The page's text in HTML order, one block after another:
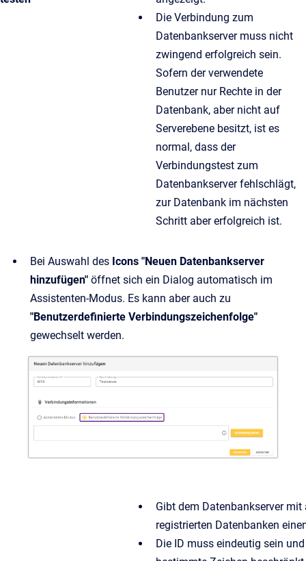
Die Verbindung zum
Datenbankserver muss nicht
zwingend erfolgreich sein.
Sofern der verwendete
Benutzer nur Rechte in der
Datenbank, aber nicht auf
Serverebene besitzt, ist es
normal, dass der
Verbindungstest zum
Datenbankserver fehlschlägt,
zur Datenbank im nächsten
Schritt aber erfolgreich ist.
Bei Auswahl des Icons "Neuen Datenbankserver
hinzufügen" öffnet sich ein Dialog automatisch im
Assistenten-Modus. Es kann aber auch zu
"Benutzerdefinierte Verbindungszeichenfolge"
gewechselt werden.
Gibt dem Datenbankserver mit
registrierten Datenbanken
Die ID muss eindeutig sein